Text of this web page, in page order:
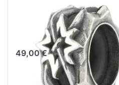
Stern des
Glücks Spacer
TAGBE-20264
49,00 € *